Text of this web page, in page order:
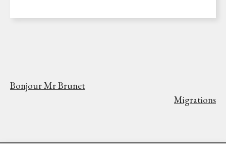
Bonjour Mr Brunet
Migrations